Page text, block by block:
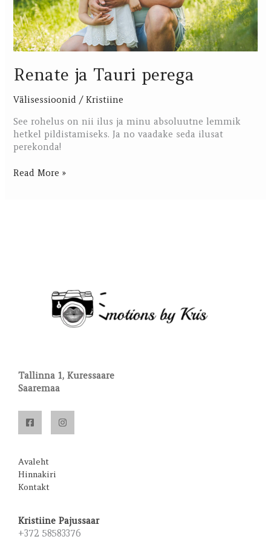
Renate ja Tauri perega
Välisessioonid /Kristiine
See rohelus on nii ilus ja minu absoluutne lemmik
hetkel pildistamiseks. Ja no vaadake seda ilusat
perekonda!
Read More »
Tallinna 1, Kuressaare
Saaremaa
Avaleht
Hinnakiri
Kontakt
Kristiine Pajussaar
+372 58583376